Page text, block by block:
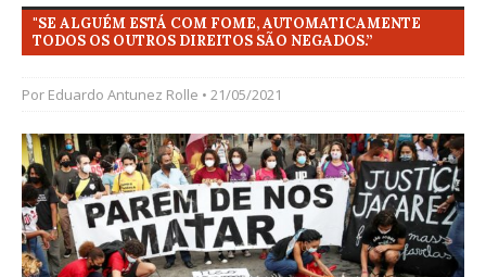
"SE ALGUÉM ESTÁ COM FOME, AUTOMATICAMENTE
TODOS OS OUTROS DIREITOS SÃO NEGADOS.”
Por Eduardo Antunez Rolle • 21/05/2021